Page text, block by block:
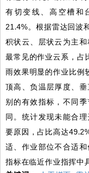
有切变线、高空槽和
21.4%。根据雷达回波
积状云、层状云为主
最常见的作业云系，占
雨效果明显的作业比例
顶高、负温层厚度、
别的有效指标，不同
同。统计发现未能合
要原因，占比高达
适、作业部位不合适
指标在临近作业指挥中